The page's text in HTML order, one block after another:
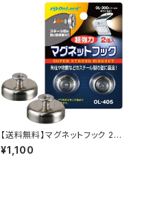
【送料無料】マグネットフック 2個
入 超強力 マグネット センサーラ
イト設置に最適 OL-405 オン
¥1,100